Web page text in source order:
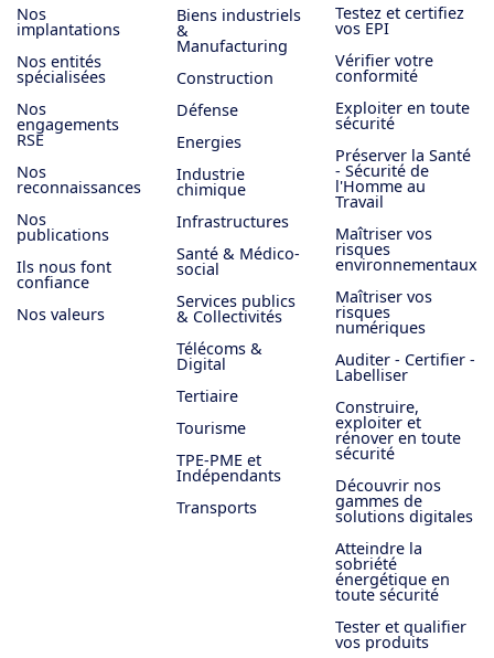
Nos
implantations
Nos entités
spécialisées
Nos
engagements
RSE
Nos
reconnaissances
Nos
publications
Ils nous font
confiance
Nos valeurs
Biens industriels
&
Manufacturing
Construction
Défense
Energies
Industrie
chimique
Infrastructures
Santé & Médico-
social
Services publics
& Collectivités
Télécoms &
Digital
Tertiaire
Tourisme
TPE-PME et
Indépendants
Transports
Testez et certifiez
vos EPI
Vérifier votre
conformité
Exploiter en toute
sécurité
Préserver la Santé
- Sécurité de
l'Homme au
Travail
Maîtriser vos
risques
environnementaux
Maîtriser vos
risques
numériques
Auditer - Certifier -
Labelliser
Construire,
exploiter et
rénover en toute
sécurité
Découvrir nos
gammes de
solutions digitales
Atteindre la
sobriété
énergétique en
toute sécurité
Tester et qualifier
vos produits